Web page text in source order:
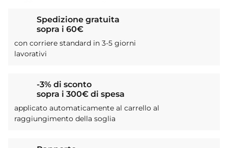
Spedizione gratuita
sopra i 60€
con corriere standard in 3-5 giorni
lavorativi
-3% di sconto
sopra i 300€ di spesa
applicato automaticamente al carrello al
raggiungimento della soglia